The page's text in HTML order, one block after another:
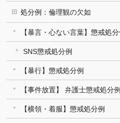
処分例：倫理観の欠如
【暴言・心ない言葉】懲戒処
SNS懲戒処分例
【暴行】懲戒処分例
【事件放置】 弁護士懲戒処分例
【横領・着服】懲戒処分例